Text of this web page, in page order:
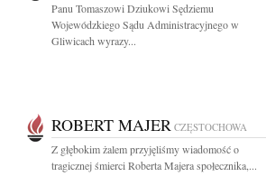
Panu Tomaszowi Dziukowi Sędziemu
Wojewódzkiego Sądu Administracyjnego w
Gliwicach wyrazy...
ROBERT MAJER CZĘSTOCHOWA
Z głębokim żalem przyjęliśmy wiadomość o
tragicznej śmierci Roberta Majera społecznika,...